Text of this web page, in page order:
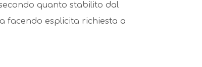
quanto stabilito dal
facendo esplicita richiesta a